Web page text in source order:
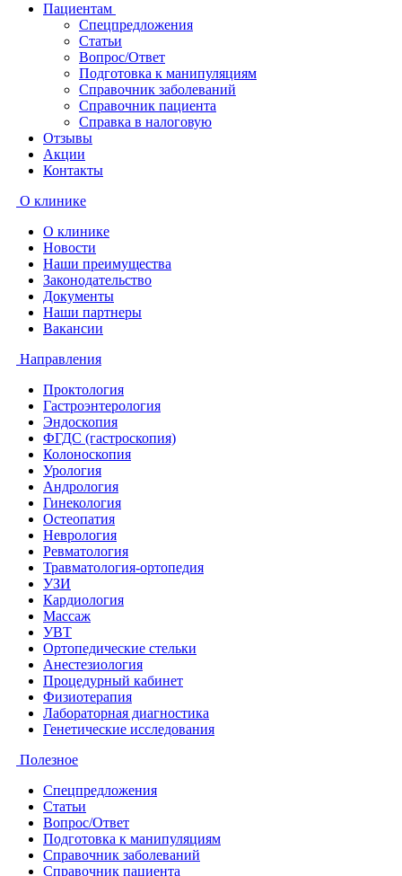
Пациентам
Спецпредложения
Статьи
Вопрос/Ответ
Подготовка к манипуляциям
Справочник заболеваний
Справочник пациента
Справка в налоговую
Отзывы
Акции
Контакты
О клинике
О клинике
Новости
Наши преимущества
Законодательство
Документы
Наши партнеры
Вакансии
Направления
Проктология
Гастроэнтерология
Эндоскопия
ФГДС (гастроскопия)
Колоноскопия
Урология
Андрология
Гинекология
Остеопатия
Неврология
Ревматология
Травматология-ортопедия
УЗИ
Кардиология
Массаж
УВТ
Ортопедические стельки
Анестезиология
Процедурный кабинет
Физиотерапия
Лабораторная диагностика
Генетические исследования
Полезное
Спецпредложения
Статьи
Вопрос/Ответ
Подготовка к манипуляциям
Справочник заболеваний
Справочник пациента